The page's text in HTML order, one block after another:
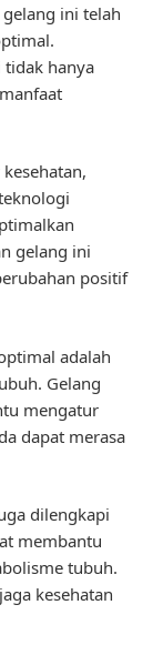
ini telah
tidak hanya
gelang ini
positif
adalah
Gelang
mengatur
dapat merasa
dilengkapi
membantu
tubuh.
kesehatan